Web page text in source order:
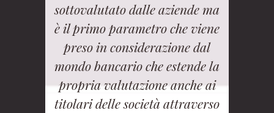
sottovalutato dalle aziende ma
è il primo parametro che viene
preso in considerazione dal
mondo bancario che estende la
propria valutazione anche ai
titolari delle società attraverso